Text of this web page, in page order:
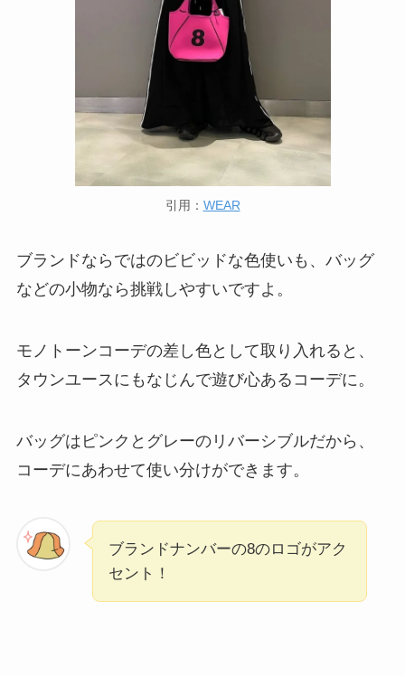
引用： WEAR
ブランドならではのビビッドな色使いも、バッグ
などの小物なら挑戦しやすいですよ。
モノトーンコーデの差し色として取り入れると、
タウンユースにもなじんで遊び心あるコーデに。
バッグはピンクとグレーのリバーシブルだから、
コーデにあわせて使い分けができます。
ブランドナンバーの8のロゴがアク
セント！